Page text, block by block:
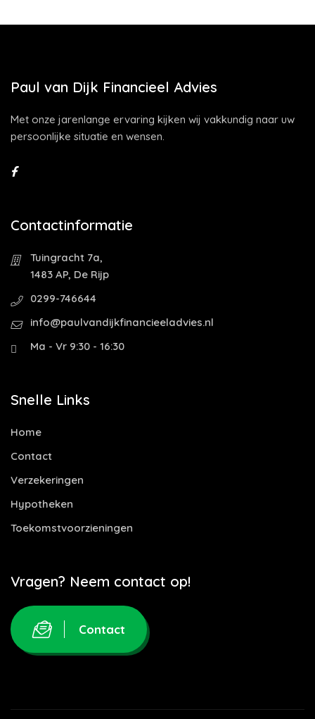
Paul van Dijk Financieel Advies
Met onze jarenlange ervaring kijken wij vakkundig naar uw
persoonlijke situatie en wensen.
Contactinformatie
Tuingracht 7a,
1483 AP, De Rijp
0299-746644
info@paulvandijkfinancieeladvies.nl
Ma - Vr 9:30 - 16:30
Snelle Links
Home
Contact
Verzekeringen
Hypotheken
Toekomstvoorzieningen
Vragen? Neem contact op!
Contact